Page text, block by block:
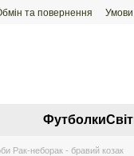
та повернення Умови
Футболки
Рак-неборак - бравий козак